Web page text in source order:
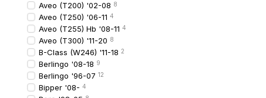
Aveo (T200) '02-08 8
Aveo (T250) '06-11 4
Aveo (T255) Hb '08-11 4
Aveo (T300) '11-20 8
B-Class (W246) '11-18 2
Berlingo '08-18 9
Berlingo '96-07 12
Bipper '08- 4